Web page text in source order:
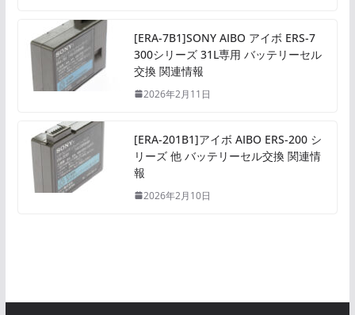
[ERA-7B1]SONY AIBO アイボ ERS-7
300シリーズ 31L専用 バッテリーセル
交換 関連情報
2026年2月11日
[ERA-201B1]アイボ AIBO ERS-200 シ
リーズ 他 バッテリーセル交換 関連情
報
2026年2月10日